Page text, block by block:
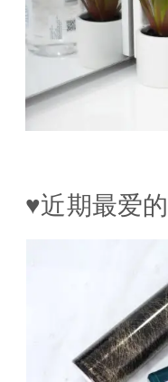
♥近期最爱